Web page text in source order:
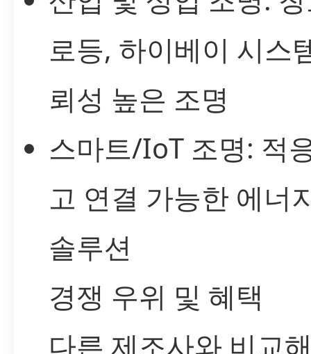
로등, 하이베이 시스
뢰성 높은 조명
스마트/IoT 조명: 적
고 연결 가능한 에너
솔루션
경쟁 우위 및 혜택
다른 제조사와 비교